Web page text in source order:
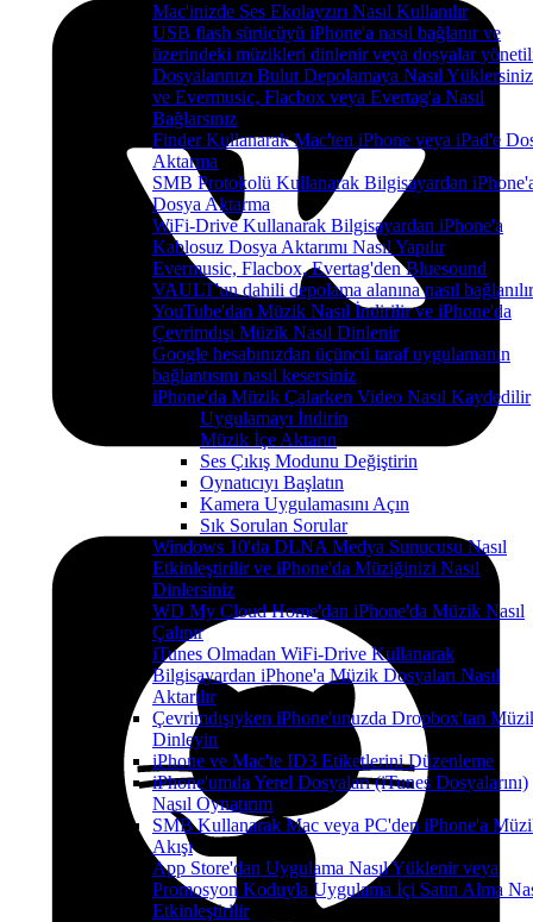
Mac'inizde Ses Ekolayzırı Nasıl Kullanılır
USB flash sürücüyü iPhone'a nasıl bağlanır ve
üzerindeki müzikleri dinlenir veya dosyalar
Dosyalarınızı Bulut Depolamaya Nasıl Yüklersiniz
ve Evermusic, Flacbox veya Evertag'a Nasıl
Bağlarsınız
Finder Kullanarak Mac'ten iPhone veya iPad'e
Aktarma
SMB Protokolü Kullanarak Bilgisayardan
Dosya Aktarma
WiFi-Drive Kullanarak Bilgisayardan iPhone'a
Kablosuz Dosya Aktarımı Nasıl Yapılır
Evermusic, Flacbox, Evertag'den Bluesound
VAULT'un dahili depolama alanına nasıl bağlanılır
YouTube'dan Müzik Nasıl İndirilir ve iPhone'da
Çevrimdışı Müzik Nasıl Dinlenir
Google hesabınızdan üçüncü taraf uygulamanın
bağlantısını nasıl kesersiniz
iPhone'da Müzik Çalarken Video Nasıl Kaydedilir
Uygulamayı İndirin
Müzik İçe Aktarın
Ses Çıkış Modunu Değiştirin
Oynatıcıyı Başlatın
Kamera Uygulamasını Açın
Sık Sorulan Sorular
Windows 10'da DLNA Medya Sunucusu Nasıl
Etkinleştirilir ve iPhone'da Müziğinizi Nasıl
Dinlersiniz
WD My Cloud Home'dan iPhone'da Müzik Nasıl
Çalınır
iTunes Olmadan WiFi-Drive Kullanarak
Bilgisayardan iPhone'a Müzik Dosyaları Nasıl
Aktarılır
Çevrimdışıyken iPhone'unuzda Dropbox'tan
Dinleyin
iPhone ve Mac'te ID3 Etiketlerini Düzenleme
iPhone'umda Yerel Dosyaları (iTunes Dosyalarını)
Nasıl Oynatırım
SMB Kullanarak Mac veya PC'den iPhone'a
Akışı
App Store'dan Uygulama Nasıl Yüklenir veya
Promosyon Koduyla Uygulama İçi Satın Alma
Etkinleştirilir